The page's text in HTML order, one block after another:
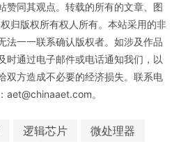
赞同其观点。转载的所有的文章、图
归版权所有权人所有。本站采用的非
法一一联系确认版权者。如涉及作品
时通过电子邮件或电话通知我们，以
双方造成不必要的经济损失。联系电
。
逻辑芯片 微处理器